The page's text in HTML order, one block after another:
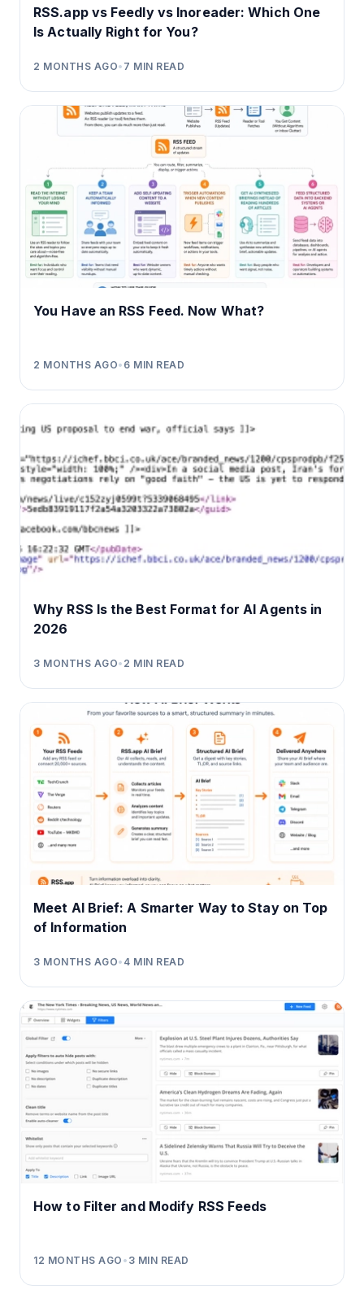
RSS.app vs Feedly vs Inoreader: Which One
Is Actually Right for You?
2 MONTHS AGO• 7 MIN READ
You Have an RSS Feed. Now What?
2 MONTHS AGO• 6 MIN READ
Why RSS Is the Best Format for AI Agents in
2026
3 MONTHS AGO• 2 MIN READ
Meet AI Brief: A Smarter Way to Stay on Top
of Information
3 MONTHS AGO• 4 MIN READ
How to Filter and Modify RSS Feeds
12 MONTHS AGO • 3 MIN READ